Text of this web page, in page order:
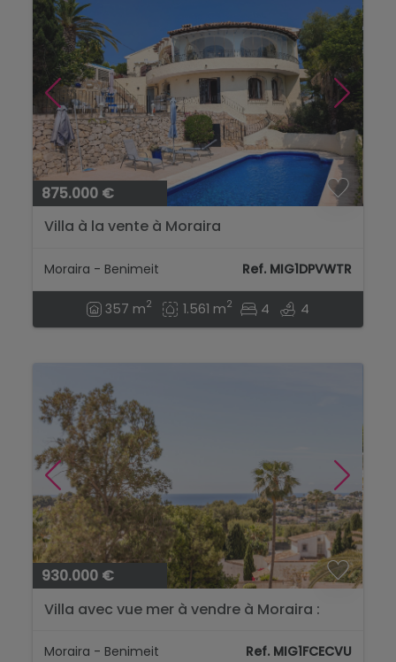
875.000 €
Villa à la vente à Moraira
Moraira - Benimeit Ref. MIG1DPVWTR
357 m2 1.561 m2 4 4
930.000 €
Villa avec vue mer à vendre à Moraira :
emplacement exceptionnel...
Moraira - Benimeit Ref. MIG1FCECVU